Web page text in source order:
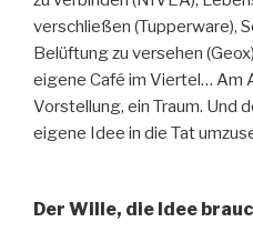
verschließen (Tupperware),
Belüftung zu versehen
eigene Café im Viertel… Am
Vorstellung, ein Traum. Und
eigene Idee in die Tat
Der Wille, die Idee